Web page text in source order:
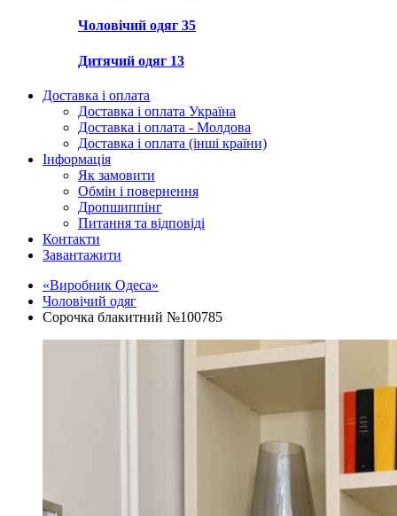
Чоловічий одяг 35
Дитячий одяг 13
Доставка і оплата
Доставка і оплата Україна
Доставка і оплата - Молдова
Доставка і оплата (інші країни)
Інформація
Як замовити
Обмін і повернення
Дропшиппінг
Питання та відповіді
Контакти
Завантажити
«Виробник Одеса»
Чоловічий одяг
Сорочка блакитний №100785